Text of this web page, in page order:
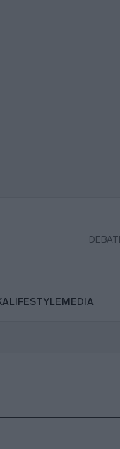
LIFESTYLEMEDIA